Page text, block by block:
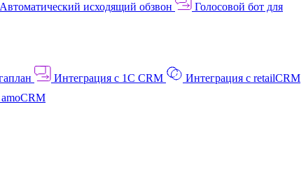
Автоматический исходящий обзвон
Голосовой бот для
Интеграция с 1C CRM
Интеграция с retailCRM